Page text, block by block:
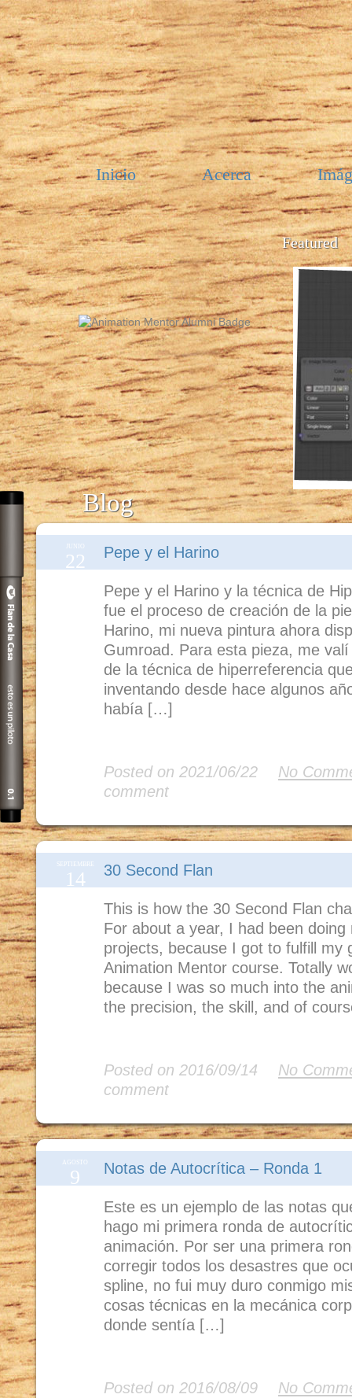
Inicio Acerca
Featured
Blog
JUNIO
22 Pepe y el Harino
Pepe y el Harino y la técnica de
fue el proceso de creación de la
Harino, mi nueva pintura ahora
Gumroad. Para esta pieza, me
de la técnica de hiperreferencia
inventando desde hace algunos
había […]
Posted on 2021/06/22
No
comment
SEPTIEMBRE
14 30 Second Flan
This is how the 30 Second Flan
For about a year, I had been doing
projects, because I got to fulfill my
Animation Mentor course. Totally
because I was so much into the
the precision, the skill, and of
Posted on 2016/09/14
No
comment
AGOSTO
9 Notas de Autocrítica – Ronda 1
Este es un ejemplo de las notas
hago mi primera ronda de
animación. Por ser una primera
corregir todos los desastres que
spline, no fui muy duro conmigo
cosas técnicas en la mecánica
donde sentía […]
Posted on 2016/08/09
No